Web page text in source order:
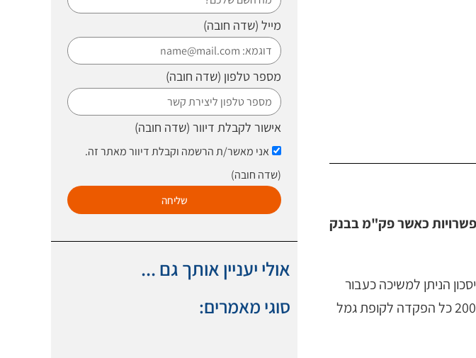
כאשר פק"מ בבנק
הניתן למשיכה כעבור
15 שנים. בשנת 2005 הופסקה האפשרות לפתוח קופות גמל מסוג זה, ומשנת 2008 כל הפקדה לקופת גמל
מייל (שדה חובה)
מספר טלפון (שדה חובה)
אישור לקבלת דיוור (שדה חובה)
אני מאשר/ת הרשמה וקבלת דיוור מאתר זה.
(שדה חובה)
שליחה
אולי יעניין אותך גם ...
סוגי מאמרים: